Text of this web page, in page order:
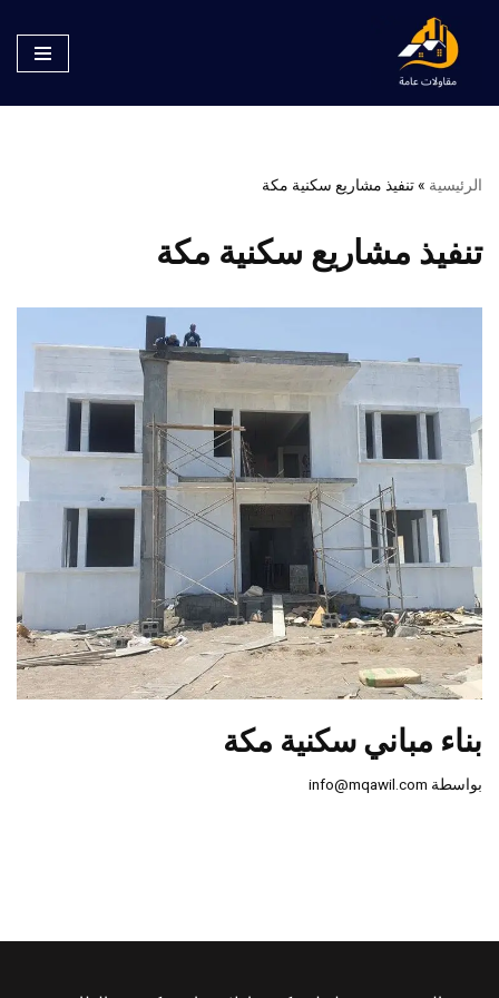
تخطى
الرئيسية »تنفيذ مشاريع سكنية مكة
تنفيذ مشاريع سكنية مكة
بناء مباني سكنية مكة
بواسطة info@mqawil.com